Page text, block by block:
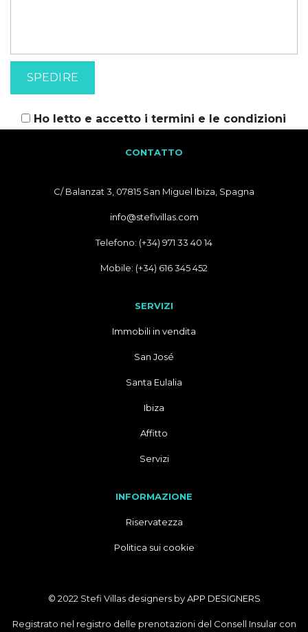
Ho letto e accetto i termini e le condizioni
CONTATTO
C/ Balanzat 3, 07815 San Miguel Ibiza, Spagna
info@stefivillas.com
Telefono: (+34) 971 33 40 14
Mobile: (+34) 616 345 452
SERVIZI
Immobili in vendita
San José
Santa Eulalia
Ibiza
Affitto
Servizi
INFORMAZIONE
Riservatezza
Politica sui cookie
© 2022 Stefi Villas designers byAPP DESIGNERS
Registrato nel registro delle prenotazioni del Consell Insular con